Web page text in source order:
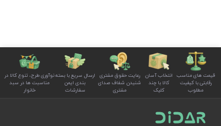
قیمت های مناسب
رقابتی با کیفیت
مطلوب
انتخاب آسان
کالا با چند
کلیک
رعایت حقوق مشتری
شنیدن شفاف صدای
مشتری
ارسال سریع با بسته
بندی ایمن
سفارشات
نوآوری طرح، تنوع کالا در
مناسبت ها در سبد
خانوار